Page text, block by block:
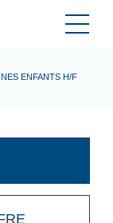
ENFANTS H/F